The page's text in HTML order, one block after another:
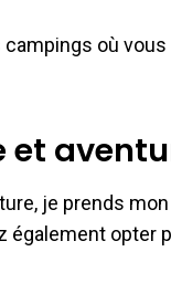
où
et
je prends mon
également